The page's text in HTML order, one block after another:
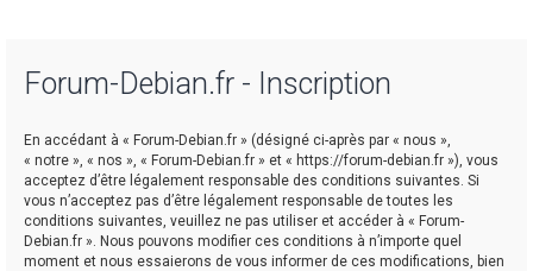
Forum-Debian.fr - Inscription
En accédant à « Forum-Debian.fr » (désigné ci-après par « nous »,
« notre », « nos », « Forum-Debian.fr » et « https://forum-debian.fr »), vous
acceptez d’être légalement responsable des conditions suivantes. Si
vous n’acceptez pas d’être légalement responsable de toutes les
conditions suivantes, veuillez ne pas utiliser et accéder à « Forum-
Debian.fr ». Nous pouvons modifier ces conditions à n’importe quel
moment et nous essaierons de vous informer de ces modifications, bien